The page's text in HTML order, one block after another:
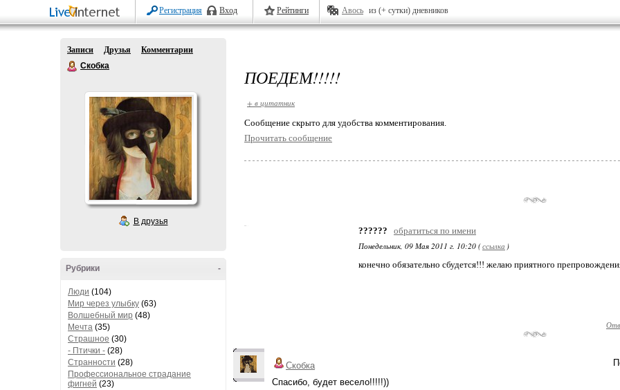
Регистрация Вход Рейтинги Авось из (+ сутки) дневников
Записи Друзья
Комментарии
Скобка
В друзья
-
Рубрики
Люди (104)
Мир через улыбку (63)
Волшебный мир (48)
Мечта (35)
Страшное (30)
- Птички - (28)
Странности (28)
Профессиональное страдание
фигней (23)
ПОЕДЕМ!!!!!
+ в цитатник
Cообщение скрыто для удобства комментирования.
Прочитать сообщение
??????
обратиться по имени
Понедельник, 09 Мая 2011 г. 10:20 (ссылка )
конечно обязательно сбудется!!! желаю приятного
Скобка
Спасибо, будет весело!!!!!))